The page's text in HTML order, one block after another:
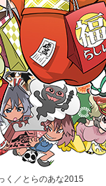
く／とらのあな2015